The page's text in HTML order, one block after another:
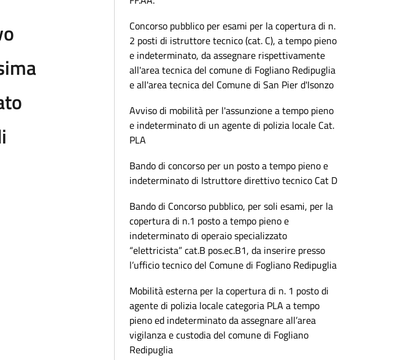
Concorso pubblico per esami per la copertura di n.
2 posti di istruttore tecnico (cat. C), a tempo pieno
e indeterminato, da assegnare rispettivamente
all'area tecnica del comune di Fogliano Redipuglia
e all'area tecnica del Comune di San Pier d'Isonzo
Avviso di mobilità per l'assunzione a tempo pieno
e indeterminato di un agente di polizia locale Cat.
PLA
Bando di concorso per un posto a tempo pieno e
indeterminato di Istruttore direttivo tecnico Cat D
Bando di Concorso pubblico, per soli esami, per la
copertura di n.1 posto a tempo pieno e
indeterminato di operaio specializzato
“elettricista” cat.B pos.ec.B1, da inserire presso
l’ufficio tecnico del Comune di Fogliano Redipuglia
Mobilità esterna per la copertura di n. 1 posto di
agente di polizia locale categoria PLA a tempo
pieno ed indeterminato da assegnare all’area
vigilanza e custodia del comune di Fogliano
Redipuglia